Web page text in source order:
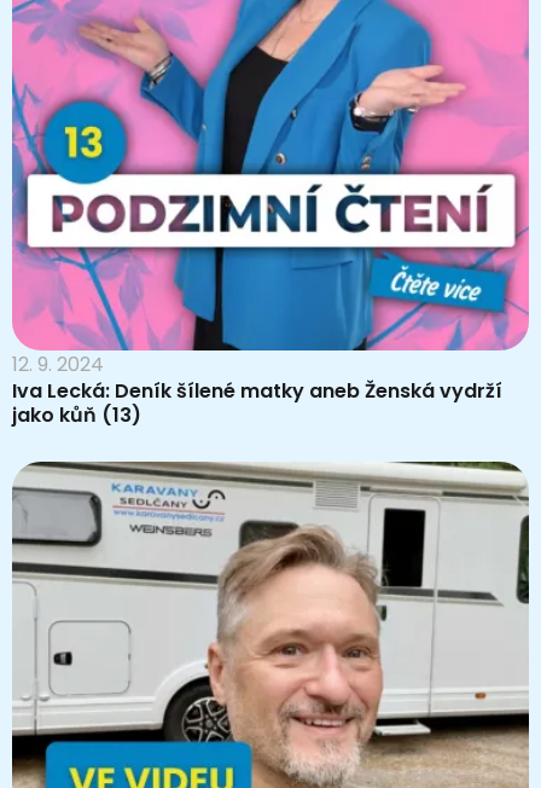
12. 9. 2024
Iva Lecká: Deník šílené matky aneb Ženská vydrží
jako kůň (13)